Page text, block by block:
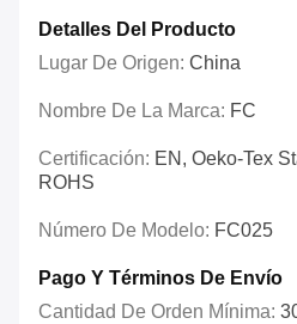
Detalles Del Producto
Lugar De Origen: China
Nombre De La Marca: FC
Certificación: EN, Oeko-Tex
ROHS
Número De Modelo: FC025
Pago Y Términos De Envío
Cantidad De Orden Mínima: